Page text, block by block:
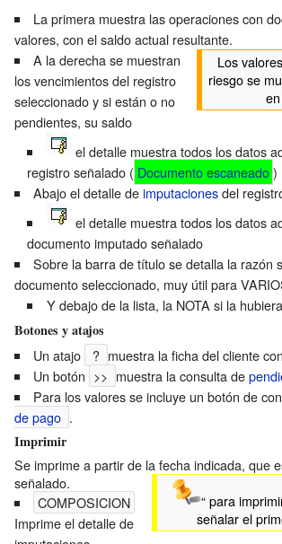
La primera muestra las operaciones con
valores, con el saldo actual resultante.
Los
riesgo se
A la derecha se muestran
los vencimientos del registro
seleccionado y si están o no
pendientes, su saldo
el detalle muestra todos los datos
registro señalado ( Documento escaneado )
Abajo el detalle deimputacionesdel
el detalle muestra todos los datos
documento imputado señalado
Sobre la barra de título se detalla la razón
documento seleccionado, muy útil para
Y debajo de la lista, la NOTA si la
Botones y atajos
Un atajo
? muestra la ficha del cliente
Un botón >> muestra la consulta de
Para los valores se incluye un botón de
de pago .
Imprimir
Se imprime a partir de la fecha indicada, que
señalado.
“ para
señalar el
COMPOSICION
Imprime el detalle de